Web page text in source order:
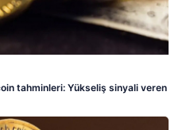
tahminleri: Yükseliş sinyali veren